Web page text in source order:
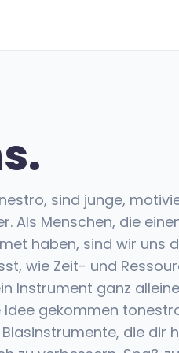
sind junge,
Als Menschen, die
haben, sind wir uns
wie Zeit- und
Instrument ganz
gekommen
die dir